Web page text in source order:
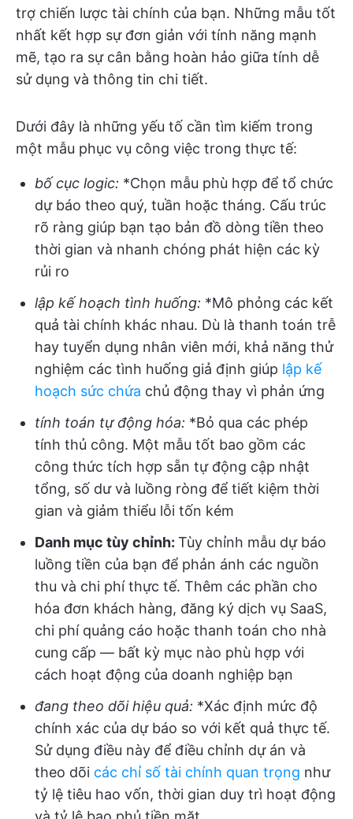
trợ chiến lược tài chính của bạn. Những mẫu tốt
nhất kết hợp sự đơn giản với tính năng mạnh
mẽ, tạo ra sự cân bằng hoàn hảo giữa tính dễ
sử dụng và thông tin chi tiết.
Dưới đây là những yếu tố cần tìm kiếm trong
một mẫu phục vụ công việc trong thực tế:
bố cục logic: *Chọn mẫu phù hợp để tổ chức
dự báo theo quý, tuần hoặc tháng. Cấu trúc
rõ ràng giúp bạn tạo bản đồ dòng tiền theo
thời gian và nhanh chóng phát hiện các kỳ
rủi ro
lập kế hoạch tình huống: *Mô phỏng các kết
quả tài chính khác nhau. Dù là thanh toán trễ
hay tuyển dụng nhân viên mới, khả năng thử
nghiệm các tình huống giả định giúp lập kế
hoạch sức chứa chủ động thay vì phản ứng
tính toán tự động hóa: *Bỏ qua các phép
tính thủ công. Một mẫu tốt bao gồm các
công thức tích hợp sẵn tự động cập nhật
tổng, số dư và luồng ròng để tiết kiệm thời
gian và giảm thiểu lỗi tốn kém
Danh mục tùy chỉnh: Tùy chỉnh mẫu dự báo
luồng tiền của bạn để phản ánh các nguồn
thu và chi phí thực tế. Thêm các phần cho
hóa đơn khách hàng, đăng ký dịch vụ SaaS,
chi phí quảng cáo hoặc thanh toán cho nhà
cung cấp — bất kỳ mục nào phù hợp với
cách hoạt động của doanh nghiệp bạn
đang theo dõi hiệu quả: *Xác định mức độ
chính xác của dự báo so với kết quả thực tế.
Sử dụng điều này để điều chỉnh dự án và
theo dõi các chỉ số tài chính quan trọng như
tỷ lệ tiêu hao vốn, thời gian duy trì hoạt động